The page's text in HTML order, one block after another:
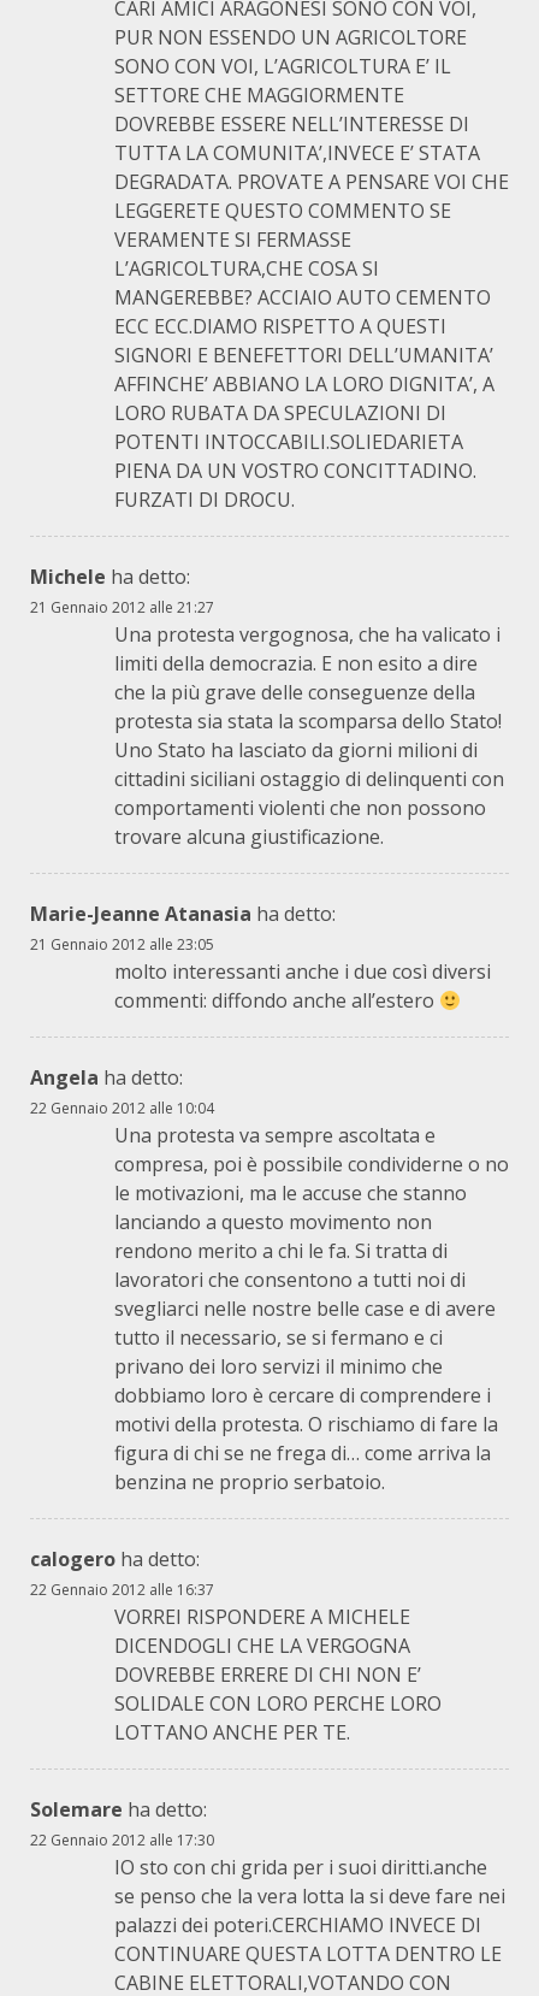
CARI AMICI ARAGONESI SONO CON VOI,
PUR NON ESSENDO UN AGRICOLTORE
SONO CON VOI, L’AGRICOLTURA E’ IL
SETTORE CHE MAGGIORMENTE
DOVREBBE ESSERE NELL’INTERESSE DI
TUTTA LA COMUNITA’,INVECE E’ STATA
DEGRADATA. PROVATE A PENSARE VOI CHE
LEGGERETE QUESTO COMMENTO SE
VERAMENTE SI FERMASSE
L’AGRICOLTURA,CHE COSA SI
MANGEREBBE? ACCIAIO AUTO CEMENTO
ECC ECC.DIAMO RISPETTO A QUESTI
SIGNORI E BENEFETTORI DELL’UMANITA’
AFFINCHE’ ABBIANO LA LORO DIGNITA’, A
LORO RUBATA DA SPECULAZIONI DI
POTENTI INTOCCABILI.SOLIEDARIETA
PIENA DA UN VOSTRO CONCITTADINO.
FURZATI DI DROCU.
Michele ha detto:
21 Gennaio 2012 alle 21:27
Una protesta vergognosa, che ha valicato i
limiti della democrazia. E non esito a dire
che la più grave delle conseguenze della
protesta sia stata la scomparsa dello Stato!
Uno Stato ha lasciato da giorni milioni di
cittadini siciliani ostaggio di delinquenti con
comportamenti violenti che non possono
trovare alcuna giustificazione.
Marie-Jeanne Atanasia ha detto:
21 Gennaio 2012 alle 23:05
molto interessanti anche i due così diversi
commenti: diffondo anche all’estero
Angela ha detto:
22 Gennaio 2012 alle 10:04
Una protesta va sempre ascoltata e
compresa, poi è possibile condividerne o no
le motivazioni, ma le accuse che stanno
lanciando a questo movimento non
rendono merito a chi le fa. Si tratta di
lavoratori che consentono a tutti noi di
svegliarci nelle nostre belle case e di avere
tutto il necessario, se si fermano e ci
privano dei loro servizi il minimo che
dobbiamo loro è cercare di comprendere i
motivi della protesta. O rischiamo di fare la
figura di chi se ne frega di… come arriva la
benzina ne proprio serbatoio.
calogero ha detto:
22 Gennaio 2012 alle 16:37
VORREI RISPONDERE A MICHELE
DICENDOGLI CHE LA VERGOGNA
DOVREBBE ERRERE DI CHI NON E’
SOLIDALE CON LORO PERCHE LORO
LOTTANO ANCHE PER TE.
Solemare ha detto:
22 Gennaio 2012 alle 17:30
IO sto con chi grida per i suoi diritti.anche
se penso che la vera lotta la si deve fare nei
palazzi dei poteri.CERCHIAMO INVECE DI
CONTINUARE QUESTA LOTTA DENTRO LE
CABINE ELETTORALI,VOTANDO CON